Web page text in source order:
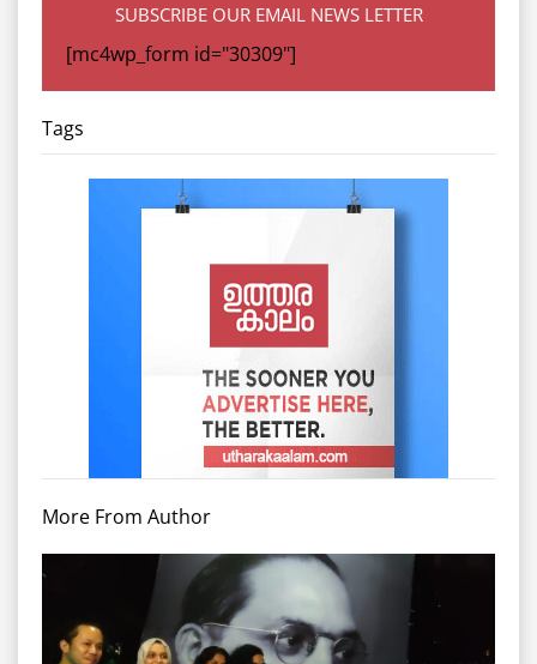
SUBSCRIBE OUR EMAIL NEWS LETTER
[mc4wp_form id="30309"]
Tags
More From Author